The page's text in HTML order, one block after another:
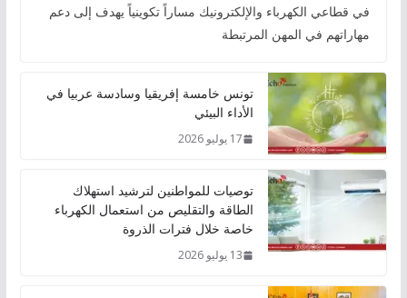
في قطاعي الكهرباء والإلكترونيك مساراً تكوينياً يهدف إلى دعم
مهاراتهم في المهن المرتبطة
تونس خامسة إفريقيا وسادسة عربيا في
الأداء البيئي
17 يوليو 2026
توصيات للمواطنين لترشيد استهلاك
الطاقة والتقليص من استعمال الكهرباء
خاصة خلال فترات الذروة
13 يوليو 2026